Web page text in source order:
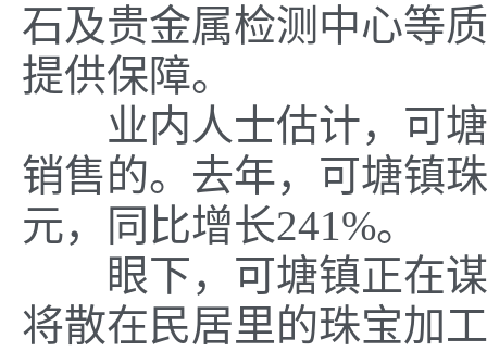
石及贵金属检测中心等
提供保障。
业内人士估计，可塘
销售的。去年，可塘镇
元，同比增长241%。
眼下，可塘镇正在谋
将散在民居里的珠宝加